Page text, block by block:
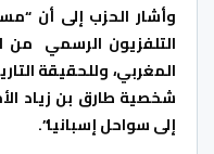
وأشار الحزب إلى أن
التلفزيون الرسمي من
المغربي، وللحقيقة
شخصية طارق بن زياد
إلى سواحل إسبانيا”.